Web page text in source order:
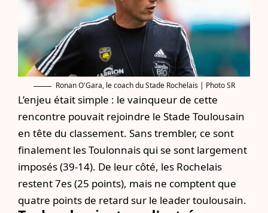
Ronan O'Gara, le coach du Stade Rochelais | Photo SR
L’enjeu était simple : le vainqueur de cette
rencontre pouvait rejoindre le Stade Toulousain
en tête du classement. Sans trembler, ce sont
finalement les Toulonnais qui se sont largement
imposés (39-14). De leur côté, les Rochelais
restent 7es (25 points), mais ne comptent que
quatre points de retard sur le leader toulousain.